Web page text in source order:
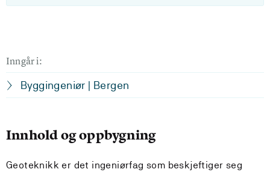
Inngår i:
Byggingeniør | Bergen
Innhold og oppbygning
Geoteknikk er det ingeniørfag som beskjeftiger seg